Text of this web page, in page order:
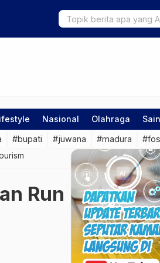
Kondisi Terkini Nadira Az-
Setelah Hilang 6 Hari
Nasional Olahraga
#bupati #juwana #madura
Run